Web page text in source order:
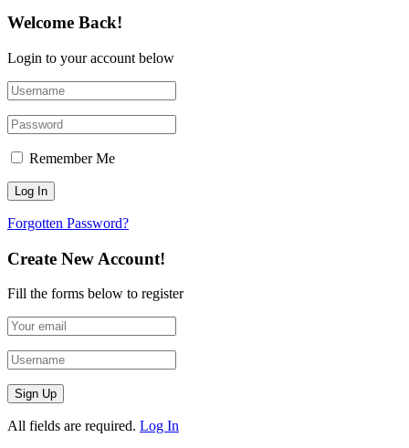
Welcome Back!
Login to your account below
Remember Me
Forgotten Password?
Create New Account!
Fill the forms below to register
All fields are required. Log In